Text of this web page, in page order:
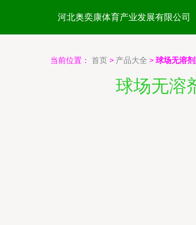
河北奥奕康体育产业发展有限公司
当前位置： 首页 > 产品大全 > 球场无溶
球场无溶